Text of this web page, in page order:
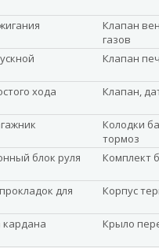
Клапан
газов
Клапан
хода
Клапан,
Колодки
тормоз
блок руля Комплект
для
Корпус
кардана Крыло